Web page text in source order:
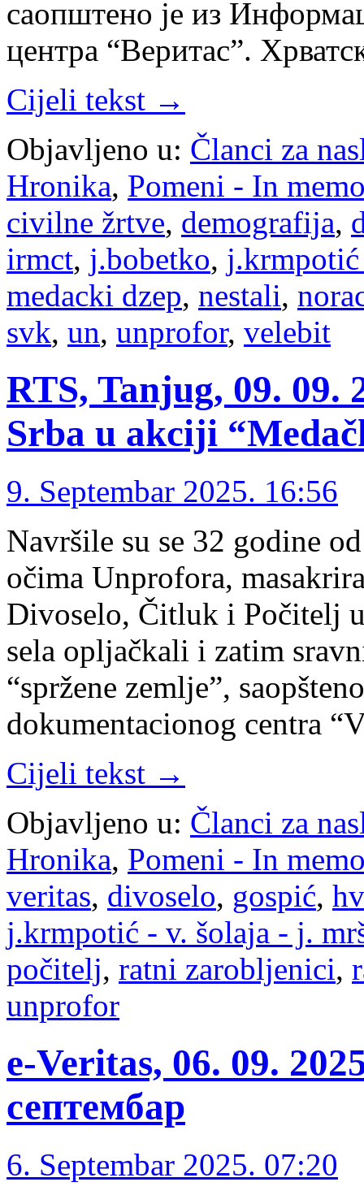
саопштено је из
центра “Веритас”.
Cijeli tekst →
Objavljeno u: Članci za
Hronika, Pomeni - In
civilne žrtve, demografija,
irmct, j.bobetko,
medacki dzep, nestali,
svk, un, unprofor, velebit
RTS, Tanjug, 09. 09.
Srba u akciji
9. Septembar 2025. 16:56
Navršile su se 32 godine
očima Unprofora,
Divoselo, Čitluk i Počitelj
sela opljačkali i zatim
“spržene zemlje”,
dokumentacionog centra
Cijeli tekst →
Objavljeno u: Članci za
Hronika, Pomeni - In
veritas, divoselo, gospić,
j.krmpotić - v. šolaja - j.
počitelj, ratni zarobljenici,
unprofor
e-Veritas, 06. 09.
септембар
6. Septembar 2025. 07:20